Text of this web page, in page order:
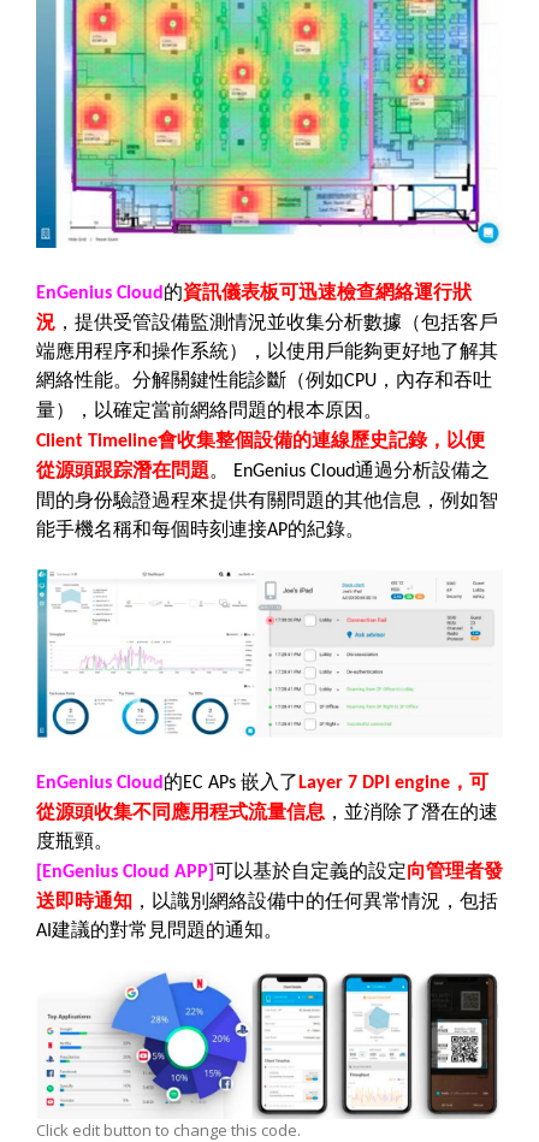
EnGenius Cloud 的資訊儀表板可迅速檢查網絡運行狀
況 ，提供受管設備監測情況並收集分析數據（包括客戶
端應用程序和操作系統），以使用戶能夠更好地了解其
網絡性能。分解關鍵性能診斷（例如CPU ，內存和吞吐
量），以確定當前網絡問題的根本原因。
Client Timeline會收集整個設備的連線歷史記錄，以便
從源頭跟踪潛在問題。 EnGenius Cloud通過分析設備之
間的身份驗證過程來提供有關問題的其他信息，例如智
能手機名稱和每個時刻連接AP的紀錄。
EnGenius Cloud 的EC APs 嵌入了 Layer 7 DPI engine ，可
從源頭收集不同應用程式流量信息 ，並消除了潛在的速
度瓶頸。
[EnGenius Cloud APP] 可以基於自定義的設定向管理者發
送即時通知 ，以識別網絡設備中的任何異常情況，包括
AI 建議的對常見問題的通知。
Click edit button to change this code.